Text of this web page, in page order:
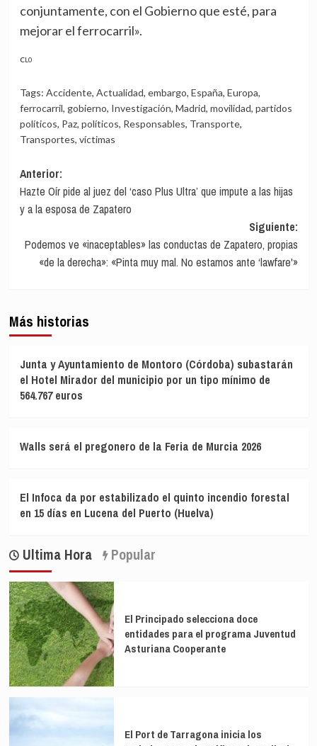
conjuntamente, con el Gobierno que esté, para
mejorar el ferrocarril».
CL0
Tags: Accidente, Actualidad, embargo, España, Europa,
ferrocarril, gobierno, Investigación, Madrid, movilidad, partidos
políticos, Paz, políticos, Responsables, Transporte,
Transportes, víctimas
Navegación
de
entradas
Anterior:
Hazte Oír pide al juez del ‘caso Plus Ultra’ que impute a las hijas
y a la esposa de Zapatero
Siguiente:
Podemos ve «inaceptables» las conductas de Zapatero, propias
«de la derecha»: «Pinta muy mal. No estamos ante ‘lawfare'»
Más historias
Junta y Ayuntamiento de Montoro (Córdoba) subastarán
el Hotel Mirador del municipio por un tipo mínimo de
564.767 euros
Walls será el pregonero de la Feria de Murcia 2026
El Infoca da por estabilizado el quinto incendio forestal
en 15 días en Lucena del Puerto (Huelva)
Ultima Hora Popular
El Principado selecciona doce
entidades para el programa Juventud
Asturiana Cooperante
El Port de Tarragona inicia los